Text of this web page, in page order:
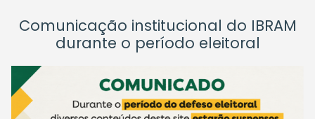
Comunicação institucional do IBRAM
durante o período eleitoral